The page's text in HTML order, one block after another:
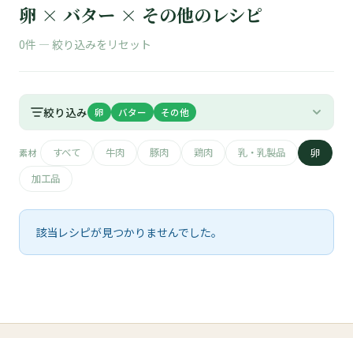
📚
🐄
🐷
🍗
🧀
卵 × バター × その他のレシピ
0件 — 絞り込みをリセット
絞り込み 卵 バター その他
素材 すべて 牛肉 豚肉 鶏肉 乳・乳製品
卵
加工品
該当レシピが見つかりませんでした。